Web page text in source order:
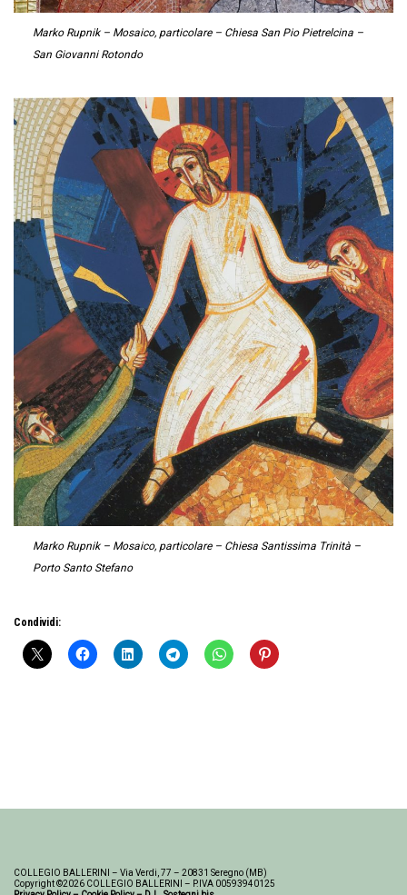
Marko Rupnik – Mosaico, particolare – Chiesa San Pio Pietrelcina –
San Giovanni Rotondo
Marko Rupnik – Mosaico, particolare – Chiesa Santissima Trinità –
Porto Santo Stefano
Condividi:
COLLEGIO BALLERINI – Via Verdi, 77 – 20831 Seregno (MB)
Copyright ©2026 COLLEGIO BALLERINI – P.IVA 00593940125